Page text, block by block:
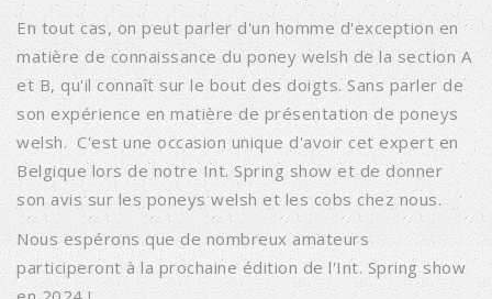
En tout cas, on peut parler d'un homme d'exception en
matière de connaissance du poney welsh de la section A
et B, qu'il connaît sur le bout des doigts. Sans parler de
son expérience en matière de présentation de poneys
welsh. C'est une occasion unique d'avoir cet expert en
Belgique lors de notre Int. Spring show et de donner
son avis sur les poneys welsh et les cobs chez nous.
Nous espérons que de nombreux amateurs
participeront à la prochaine édition de l'Int. Spring show